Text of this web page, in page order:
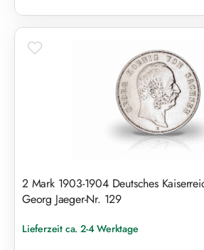
2 Mark 1903-1904 Deutsches
Georg Jaeger-Nr. 129
Lieferzeit ca. 2-4 Werktage